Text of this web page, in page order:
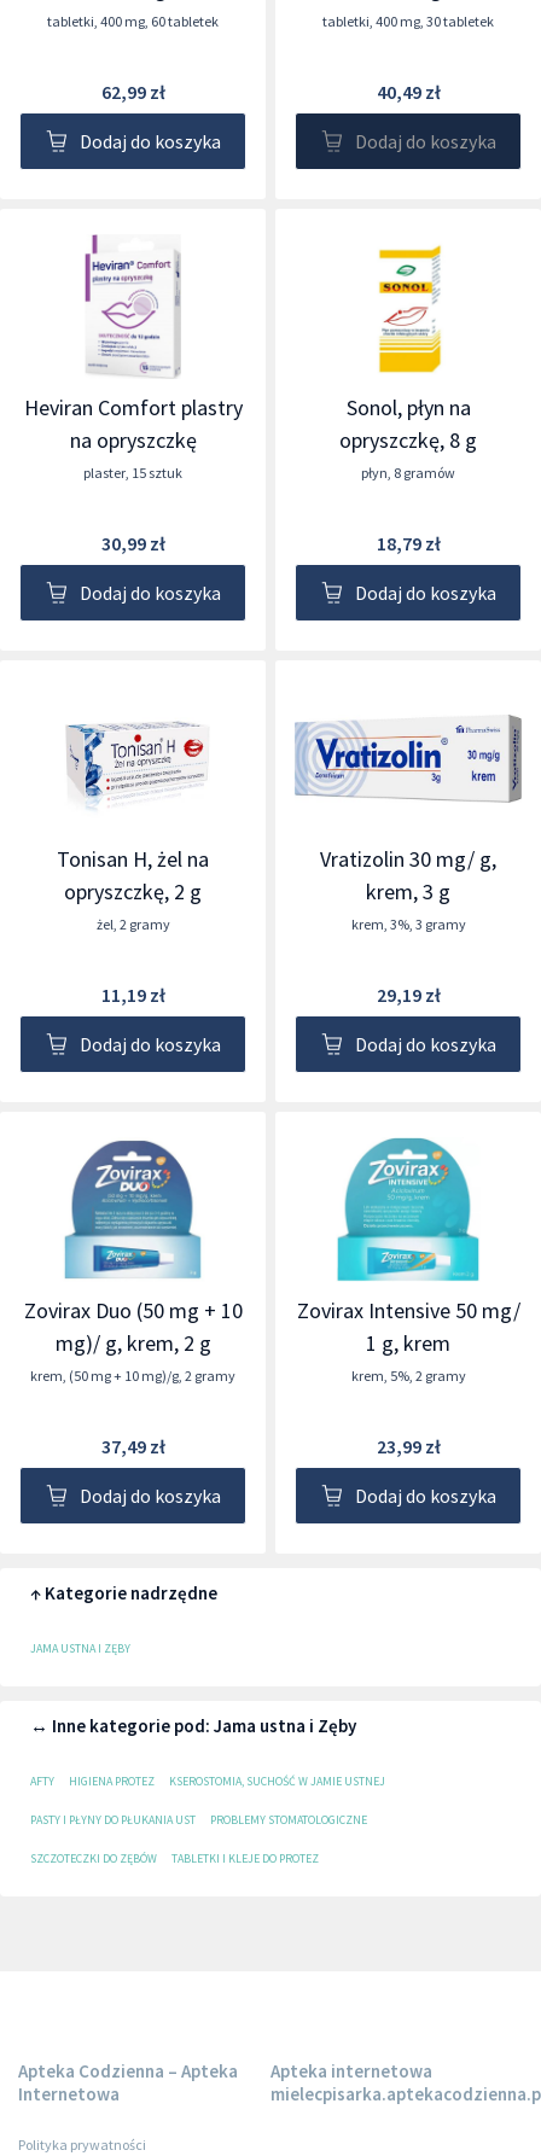
tabletki, 400 mg, 60 tabletek
62,99 zł
Dodaj do koszyka
tabletki, 400 mg, 30 tabletek
40,49 zł
Dodaj do koszyka
Heviran Comfort plastry
na opryszczkę
plaster, 15 sztuk
30,99 zł
Dodaj do koszyka
Sonol, płyn na
opryszczkę, 8 g
płyn, 8 gramów
18,79 zł
Dodaj do koszyka
Tonisan H, żel na
opryszczkę, 2 g
żel, 2 gramy
11,19 zł
Dodaj do koszyka
Vratizolin 30 mg/ g,
krem, 3 g
krem, 3%, 3 gramy
29,19 zł
Dodaj do koszyka
Zovirax Duo (50 mg + 10
mg)/ g, krem, 2 g
krem, (50 mg + 10 mg)/g, 2 gramy
37,49 zł
Dodaj do koszyka
Zovirax Intensive 50 mg/
1 g, krem
krem, 5%, 2 gramy
23,99 zł
Dodaj do koszyka
↑ Kategorie nadrzędne
JAMA USTNA I ZĘBY
↔ Inne kategorie pod: Jama ustna i Zęby
AFTY HIGIENA PROTEZ KSEROSTOMIA, SUCHOŚĆ W JAMIE USTNEJ
PASTY I PŁYNY DO PŁUKANIA UST PROBLEMY STOMATOLOGICZNE
SZCZOTECZKI DO ZĘBÓW TABLETKI I KLEJE DO PROTEZ
Apteka Codzienna – Apteka
Internetowa
Polityka prywatności
Apteka internetowa